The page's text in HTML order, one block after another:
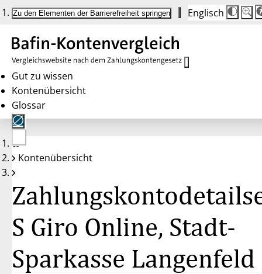
Zu den Elementen der Barrierefreiheit springen Englisch
Die
auf
100
100
Gut zu wissen
Kontenübersicht
Glossar
Keine
Konten
Kontenübersicht
S Giro Online, Stadt-
Sparkasse Langenfeld